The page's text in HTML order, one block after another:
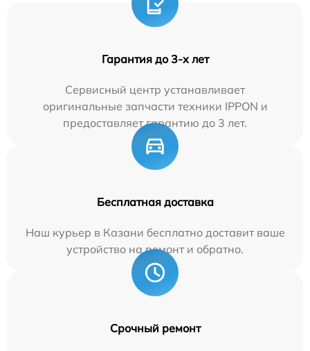
Гарантия до 3-х лет
Сервисный центр устанавливает
оригинальные запчасти техники IPPON и
предоставляет гарантию до 3 лет.
Бесплатная доставка
Наш курьер в Казани бесплатно доставит ваше
устройство на ремонт и обратно.
Срочный ремонт